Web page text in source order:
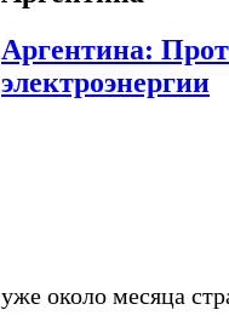
Аргентина:
электроэнергии
уже около месяца